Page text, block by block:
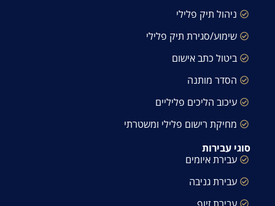
ניהול תיק פלילי
שימוע/סגירת תיק פלילי
ביטול כתב אישום
הסדר מותנה
עיכוב הליכים פליליים
מחיקת רישום פלילי ומשטרתי
סוגי עבירות
עבירת איומים
עבירת גניבה